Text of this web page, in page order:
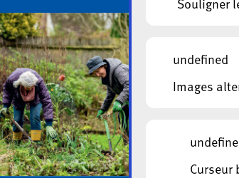
undefined
Images
Curseur